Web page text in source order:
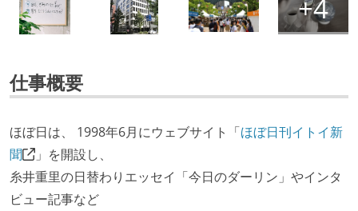
仕事概要
ほぼ日は、 1998年6月にウェブサイト「ほぼ日刊イトイ新
聞
」を開設し、
糸井重里の日替わりエッセイ「今日のダーリン」やインタ
ビュー記事など